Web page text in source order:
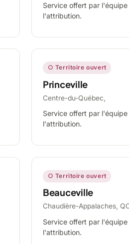
Service offert par
l'attribution.
○ Territoire ouvert
Princeville
Centre-du-Québec,
Service offert par
l'attribution.
○ Territoire ouvert
Beauceville
Chaudière-Appalaches,
Service offert par
l'attribution.